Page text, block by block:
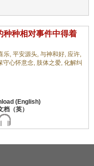
种种相对事件中得着
乐, 平安源头, 与神和好, 应许,
守心怀意念, 肢体之爱, 化解纠